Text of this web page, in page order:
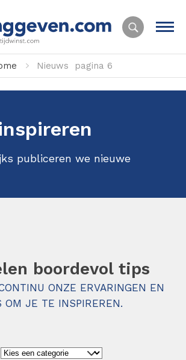
Nieuws pagina 6
publiceren we nieuwe
boordevol tips
ONZE ERVARINGEN EN
OM JE TE INSPIREREN.